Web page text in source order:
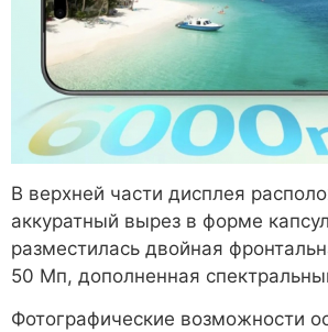
В верхней части дисплея
аккуратный вырез в форме
разместилась двойная
50 Мп, дополненная
Фотографические возможности